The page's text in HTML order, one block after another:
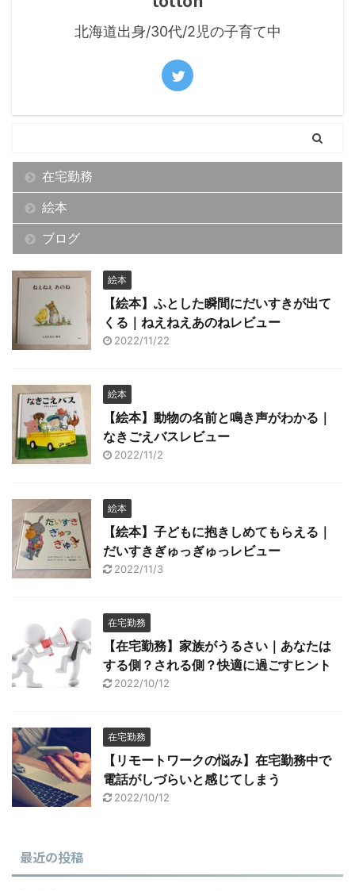
北海道出身/30代/2児の子育て中
在宅勤務
絵本
ブログ
絵本
【絵本】ふとした瞬間にだいすきが出て
くる｜ねえねえあのねレビュー
2022/11/22
絵本
【絵本】動物の名前と鳴き声がわかる｜
なきごえバスレビュー
2022/11/2
絵本
【絵本】子どもに抱きしめてもらえる｜
だいすきぎゅっぎゅっレビュー
2022/11/3
在宅勤務
【在宅勤務】家族がうるさい｜あなたは
する側？される側？快適に過ごすヒント
2022/10/12
在宅勤務
【リモートワークの悩み】在宅勤務中で
電話がしづらいと感じてしまう
2022/10/12
最近の投稿